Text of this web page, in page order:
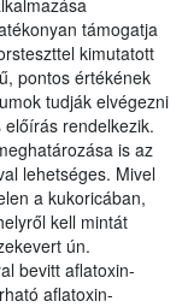
támogatja
kimutatott
pontos értékének
tudják elvégezni
rendelkezik.
is az
lehetséges. Mivel
a kukoricában,
kell mintát
ún.
bevitt aflatoxin-
aflatoxin-